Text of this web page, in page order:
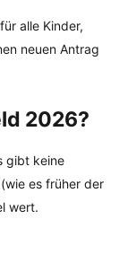
alle Kinder,
neuen Antrag
2026?
gibt keine
es früher der
wert.